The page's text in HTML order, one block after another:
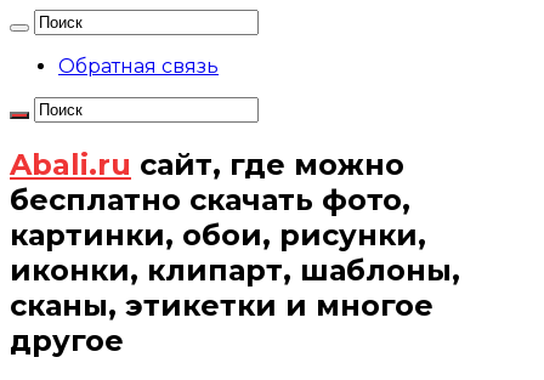
Обратная связь
Abali.ru сайт, где можно
бесплатно скачать фото,
картинки, обои, рисунки,
иконки, клипарт, шаблоны,
сканы, этикетки и многое
другое